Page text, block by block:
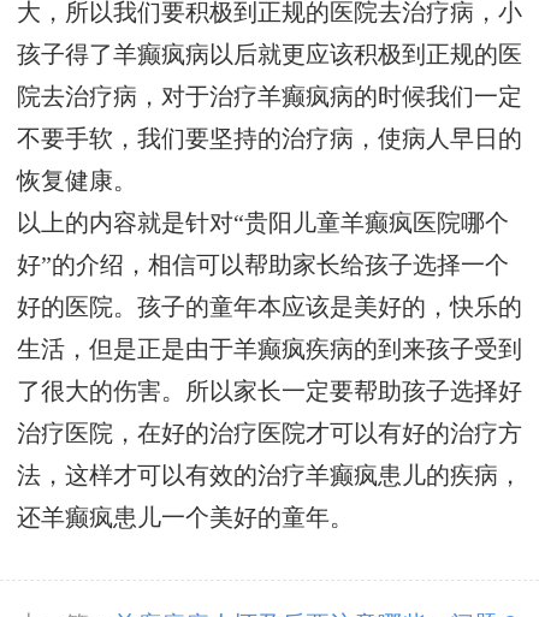
大，所以我们要积极到正规的医院去治疗病，小
孩子得了羊癫疯病以后就更应该积极到正规的医
院去治疗病，对于治疗羊癫疯病的时候我们一定
不要手软，我们要坚持的治疗病，使病人早日的
恢复健康。
以上的内容就是针对“贵阳儿童羊癫疯医院哪个
好”的介绍，相信可以帮助家长给孩子选择一个
好的医院。孩子的童年本应该是美好的，快乐的
生活，但是正是由于羊癫疯疾病的到来孩子受到
了很大的伤害。所以家长一定要帮助孩子选择好
治疗医院，在好的治疗医院才可以有好的治疗方
法，这样才可以有效的治疗羊癫疯患儿的疾病，
还羊癫疯患儿一个美好的童年。